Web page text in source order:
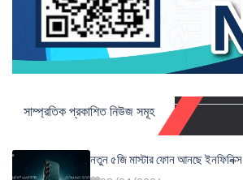
সাম্প্রতিক প্রকাশিত নিউজ সমূহ
নতুন ৫জি মাস্টার ফোন আনছে ইনফিনিক্স